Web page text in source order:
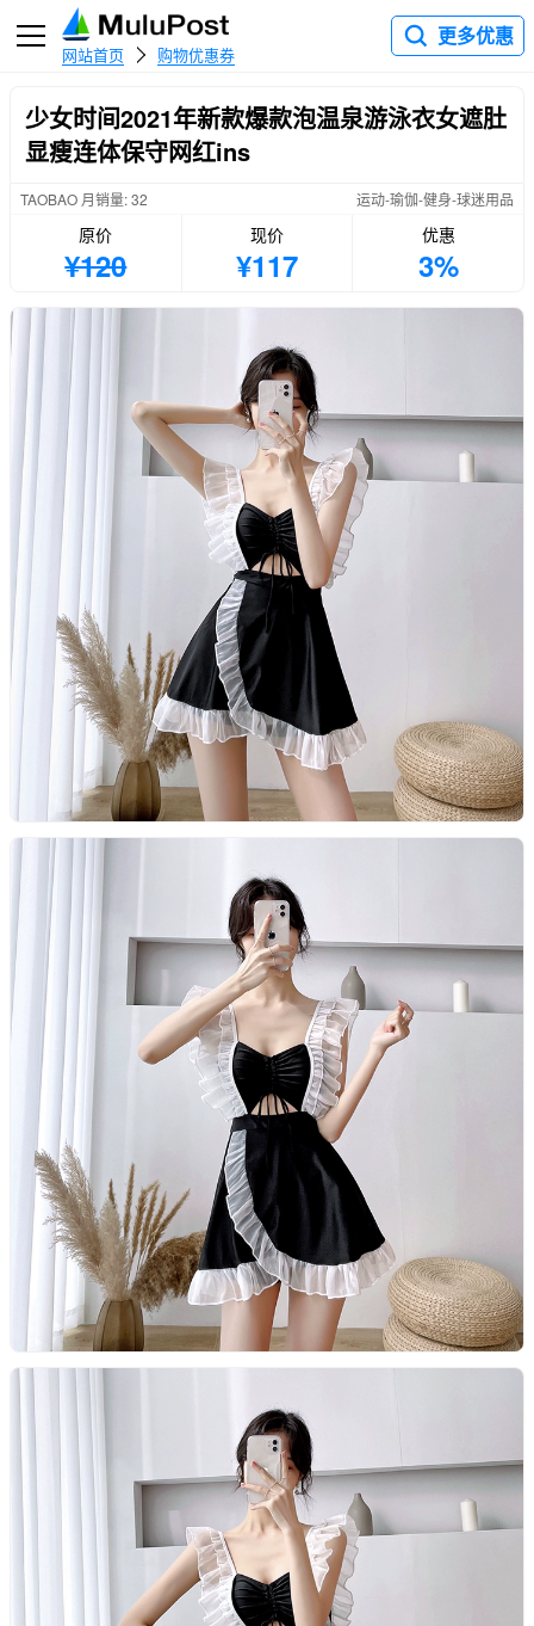
网站首页 购物优惠券
更多优惠
少女时间2021年新款爆款泡温泉游泳衣女遮肚
显瘦连体保守网红ins
TAOBAO 月销量: 32 运动-瑜伽-健身-球迷用品
原价
¥120
现价
¥117
优惠
3%